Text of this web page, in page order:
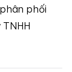
phối